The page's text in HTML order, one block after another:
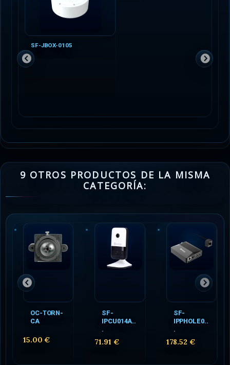
SF-JBOX-0105
9 OTROS PRODUCTOS DE LA MISMA
CATEGORÍA:
OC-TORN-
CA
15.00 €
SF-
IPCU014A..
.
71.91 €
SF-
IPPHOLE0..
.
178.52 €